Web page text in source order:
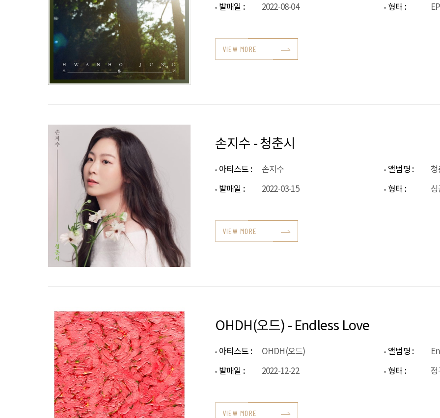
발매일 :
2022-08-04 형태 : EP
VIEW MORE
손지수 - 청춘시
아티스트 : 손지수 앨범명 :
발매일 :
2022-03-15 형태 :
VIEW MORE
OHDH(오드) - Endless Love
아티스트 : OHDH(오드) 앨범명 :
발매일 :
2022-12-22 형태 : 정
VIEW MORE